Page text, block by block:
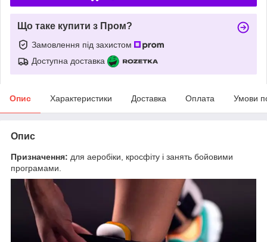
Що таке купити з Пром?
Замовлення під захистом
Доступна доставка
Опис Характеристики Доставка Оплата Умови
Опис
Призначення: для аеробіки, кросфіту і занять бойовими
програмами.